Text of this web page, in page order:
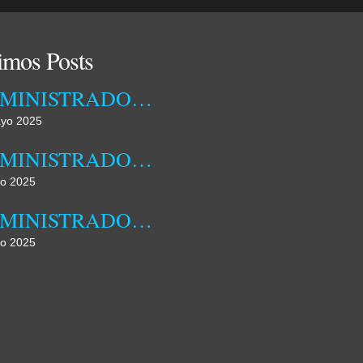
Posts
ADMINISTRADORA MUNICIPAL DA DAMBA RECEBEU ONTEM TÉCNICOS DA EMPRESA OSSIYETO
2025
ADMINISTRADORA MUNICIPAL DA DAMBA REALIZOU HOJE JORNADA DE CAMPO
2025
ADMINISTRADORA MUNICIPAL DA DAMBA DESTACA FAMÍLIA COMO NÚCLEO FUNDAMENTAL DA SOCIEDADE
2025